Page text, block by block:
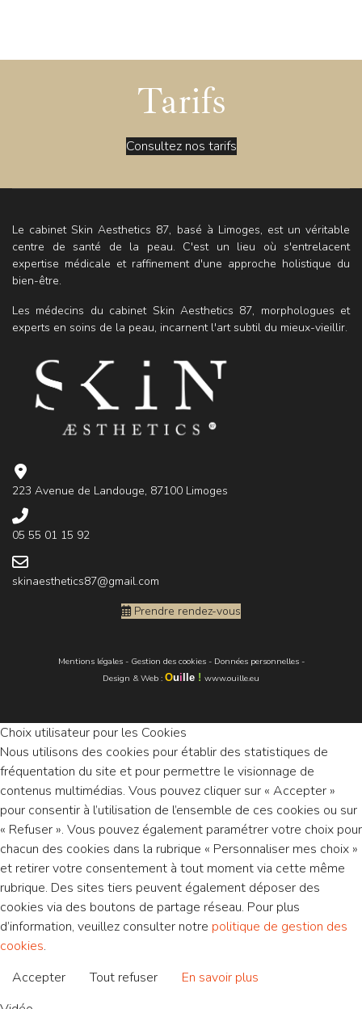
Tarifs
Consultez nos tarifs
Le cabinet Skin Aesthetics 87, basé à Limoges, est un véritable
centre de santé de la peau. C'est un lieu où s'entrelacent
expertise médicale et raffinement d'une approche holistique du
bien-être.
Les médecins du cabinet Skin Aesthetics 87, morphologues et
experts en soins de la peau, incarnent l'art subtil du mieux-vieillir.
223 Avenue de Landouge, 87100 Limoges
05 55 01 15 92
skinaesthetics87@gmail.com
Prendre rendez-vous
Mentions légales- Gestion des cookies - Données personnelles -
Design & Web : Oui lle ! www.ouille.eu
Choix utilisateur pour les Cookies
Nous utilisons des cookies pour établir des statistiques de
fréquentation du site et pour permettre le visionnage de
contenus multimédias. Vous pouvez cliquer sur « Accepter »
pour consentir à l’utilisation de l’ensemble de ces cookies ou sur
« Refuser ». Vous pouvez également paramétrer votre choix pour
chacun des cookies dans la rubrique « Personnaliser mes choix »
et retirer votre consentement à tout moment via cette même
rubrique. Des sites tiers peuvent également déposer des
cookies via des boutons de partage réseau. Pour plus
d’information, veuillez consulter notre politique de gestion des
cookies.
Accepter
Tout refuser
En savoir plus